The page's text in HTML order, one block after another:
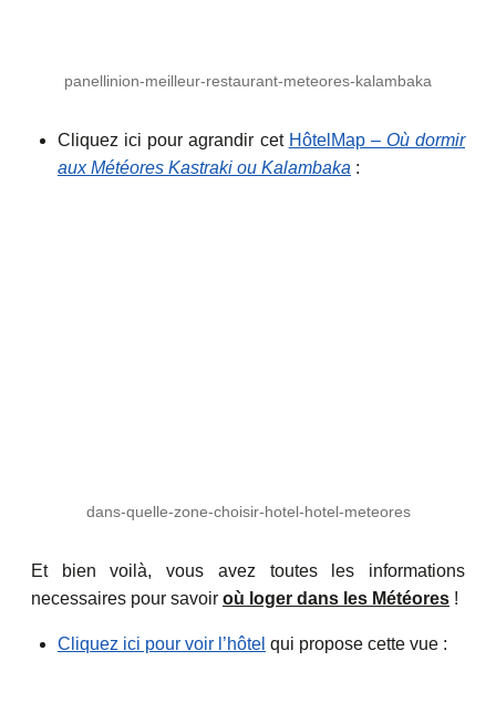
panellinion-meilleur-restaurant-meteores-kalambaka
Cliquez ici pour agrandir cet HôtelMap – Où dormir
aux Météores Kastraki ou Kalambaka :
dans-quelle-zone-choisir-hotel-hotel-meteores
Et bien voilà, vous avez toutes les informations
necessaires pour savoir où loger dans les Météores !
Cliquez ici pour voir l’hôtel qui propose cette vue :